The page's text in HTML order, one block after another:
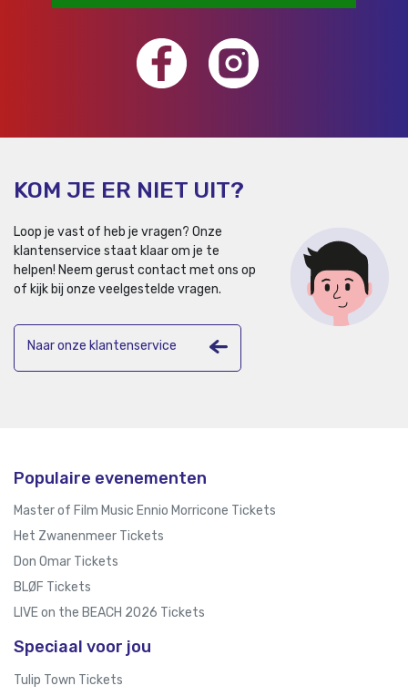
KOM JE ER NIET UIT?
Loop je vast of heb je vragen? Onze
klantenservice staat klaar om je te
helpen! Neem gerust contact met ons op
of kijk bij onze veelgestelde vragen.
Naar onze klantenservice
Populaire evenementen
Master of Film Music Ennio Morricone Tickets
Het Zwanenmeer Tickets
Don Omar Tickets
BLØF Tickets
LIVE on the BEACH 2026 Tickets
Speciaal voor jou
Tulip Town Tickets